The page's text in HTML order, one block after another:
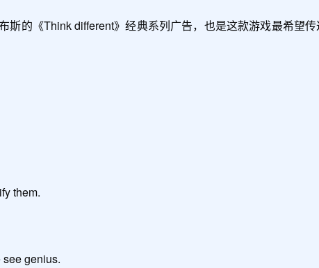
斯的《Think different》经典系列广告，也是这款游戏最希望
them.
genius.